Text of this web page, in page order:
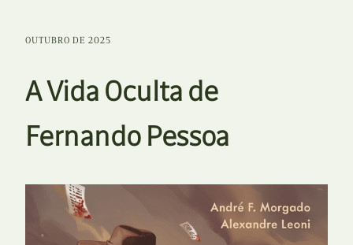
OUTUBRO DE 2025
A Vida Oculta de
Fernando Pessoa